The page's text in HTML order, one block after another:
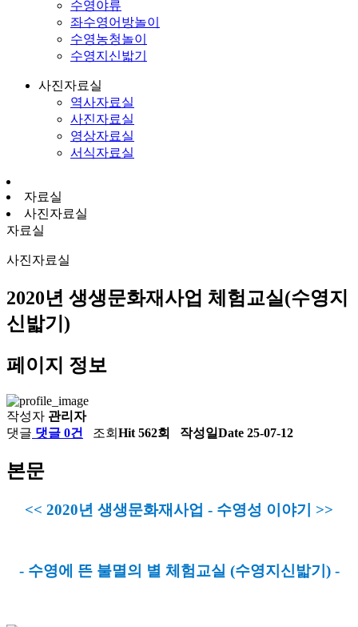
수영야류
좌수영어방놀이
수영농청놀이
수영지신밟기
사진자료실
역사자료실
사진자료실
영상자료실
서식자료실
자료실
사진자료실
자료실
사진자료실
2020년 생생문화재사업 체험교실(수영지
신밟기)
페이지 정보
작성자 관리자
댓글 댓글 0건 조회 Hit 562회 작성일Date 25-07-12
본문
<< 2020년 생생문화재사업 - 수영성 이야기 >>
- 수영에 뜬 불멸의 별 체험교실 (수영지신밟기) -